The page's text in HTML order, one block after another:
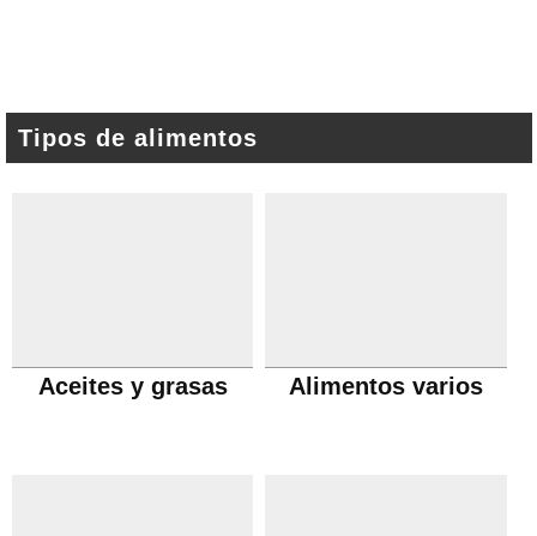
Tipos de alimentos
Aceites y grasas Alimentos varios